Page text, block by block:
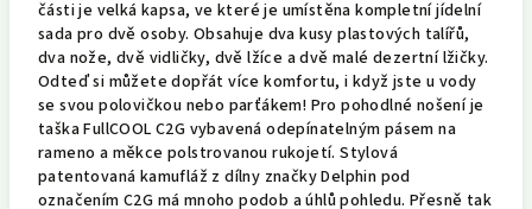
části je velká kapsa, ve které je umístěna kompletní jídelní
sada pro dvě osoby. Obsahuje dva kusy plastových talířů,
dva nože, dvě vidličky, dvě lžíce a dvě malé dezertní lžičky.
Odteď si můžete dopřát více komfortu, i když jste u vody
se svou polovičkou nebo parťákem! Pro pohodlné nošení je
taška FullCOOL C2G vybavená odepínatelným pásem na
rameno a měkce polstrovanou rukojetí. Stylová
patentovaná kamufláž z dílny značky Delphin pod
označením C2G má mnoho podob a úhlů pohledu. Přesně tak